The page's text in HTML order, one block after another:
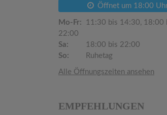
Öffnet um 18:00
Mo-Fr:
11:30 bis 14:30, 18:00
22:00
Sa:
18:00 bis 22:00
So:
Ruhetag
Alle Öffnungszeiten ansehen
EMPFEHLUNGEN